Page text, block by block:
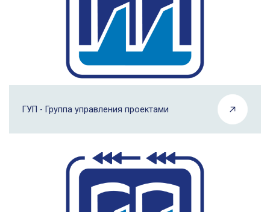
ГУП - Группа управления проектами